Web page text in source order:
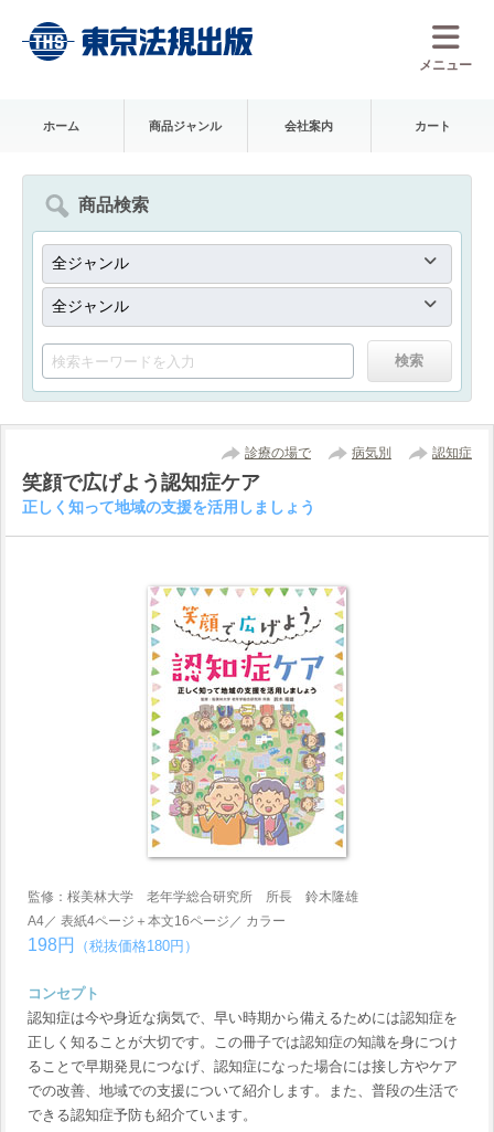
メニュー
ホーム 商品ジャンル 会社案内 カート
商品検索
診療の場で 病気別 認知症
笑顔で広げよう認知症ケア
正しく知って地域の支援を活用しましょう
監修：桜美林大学 老年学総合研究所 所長 鈴木隆雄
A4／ 表紙4ページ＋本文16ページ／ カラー
198円 （税抜価格180円）
コンセプト
認知症は今や身近な病気で、早い時期から備えるためには認知症を
正しく知ることが大切です。この冊子では認知症の知識を身につけ
ることで早期発見につなげ、認知症になった場合には接し方やケア
での改善、地域での支援について紹介します。また、普段の生活で
できる認知症予防も紹介ています。